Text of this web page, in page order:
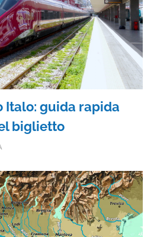
Italo: guida rapida
biglietto